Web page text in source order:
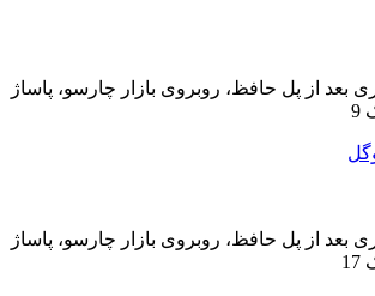
بعد از پل حافظ، روبروی بازار چارسو، پاساژ
بعد از پل حافظ، روبروی بازار چارسو، پاساژ